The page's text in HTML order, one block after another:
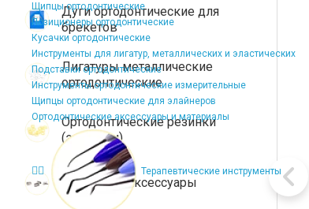
Щипцы ортодонтические
Позиционеры ортодонтические
Кусачки ортодонтические
Инструменты для лигатур, металлических и эластических
Подставки ортодонтические
Инструменты ортодонтические измерительные
Щипцы ортодонтические для элайнеров
Ортодонтические аксессуары и материалы
Терапевтические инструменты
Дуги ортодонтические для
брекетов
Лигатуры металлические
ортодонтические
Ортодонтические резинки
(эластики)
Брекеты и аксессуары